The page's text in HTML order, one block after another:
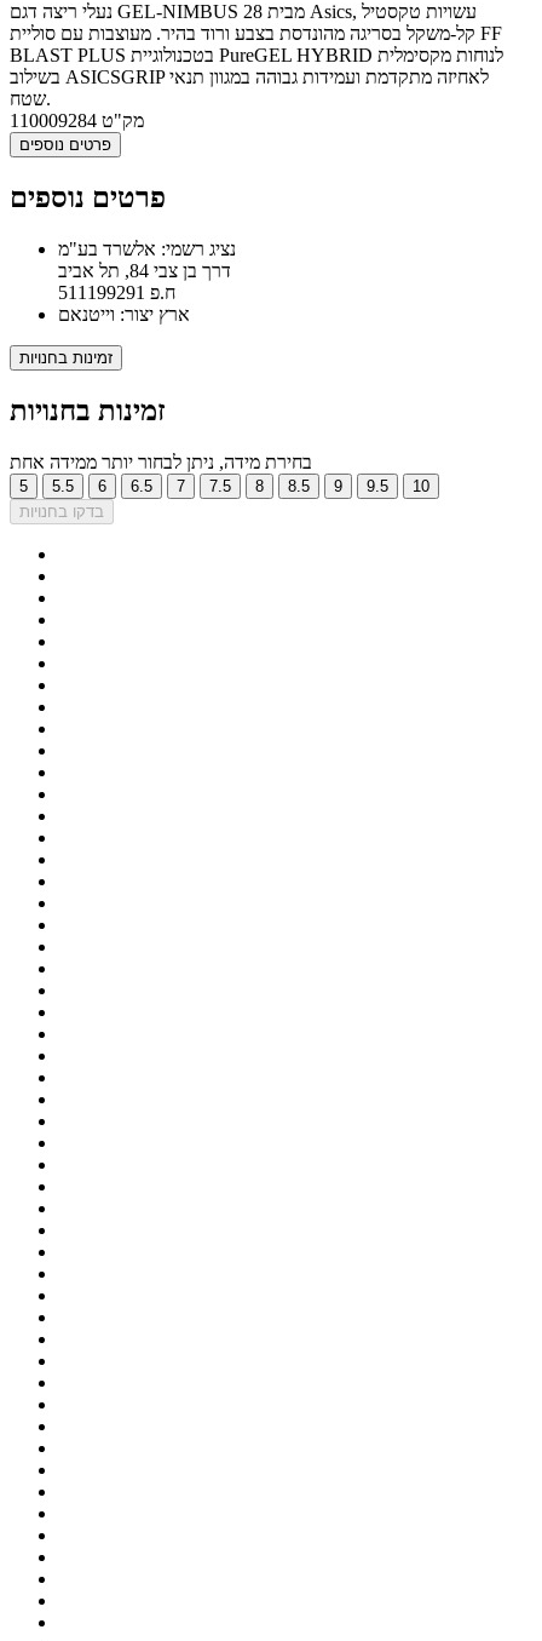
נעלי ריצה דגם GEL-NIMBUS 28 מבית Asics, עשויות טקסטיל
קל-משקל בסריגה מהונדסת בצבע ורוד בהיר. מעוצבות עם סוליית FF
BLAST PLUS בטכנולוגיית PureGEL HYBRID לנוחות מקסימלית
בשילוב ASICSGRIP לאחיזה מתקדמת ועמידות גבוהה במגוון תנאי
שטח.
מק"ט 110009284
פרטים נוספים
פרטים נוספים
נציג רשמי: אלשרד בע"מ
דרך בן צבי 84, תל אביב
ח.פ 511199291
ארץ יצור: וייטנאם
זמינות בחנויות
זמינות בחנויות
בחירת מידה, ניתן לבחור יותר ממידה אחת
5 5.5 6 6.5 7 7.5 8 8.5 9 9.5
10
בדקו בחנויות